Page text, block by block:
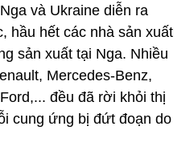
và Ukraine diễn ra
hầu hết các nhà sản xuất
sản xuất tại Nga. Nhiều
Mercedes-Benz,
đều đã rời khỏi thị
cung ứng bị đứt đoạn do